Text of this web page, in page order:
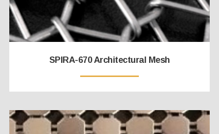
SPIRA-670 Architectural Mesh